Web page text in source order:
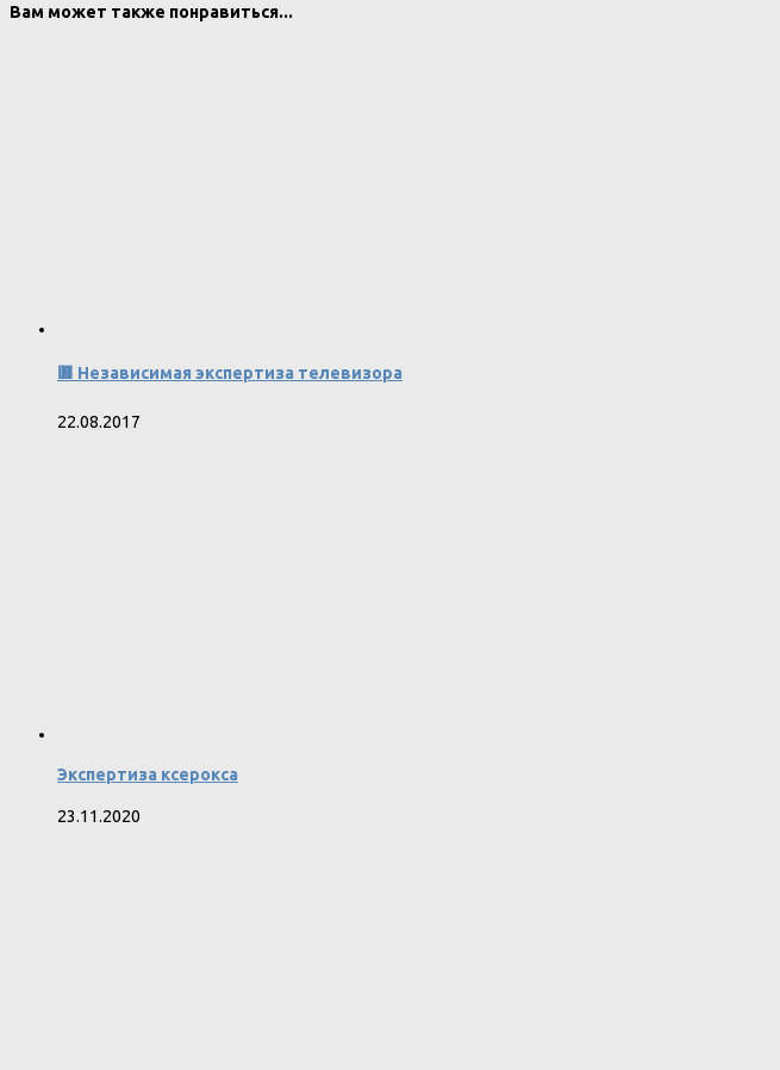
Вам может также понравиться...
🟥 Независимая экспертиза телевизора
22.08.2017
Экспертиза ксерокса
23.11.2020